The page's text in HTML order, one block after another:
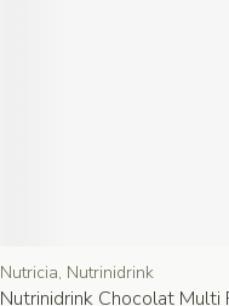
Nutricia, Nutrinidrink
Nutrinidrink Chocolat Multi